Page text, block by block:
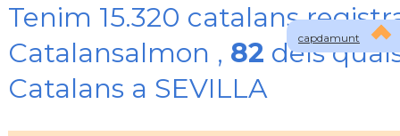
capdamunt
Tenim 15.320 catalans
Catalansalmon , 82 dels
Catalans a SEVILLA